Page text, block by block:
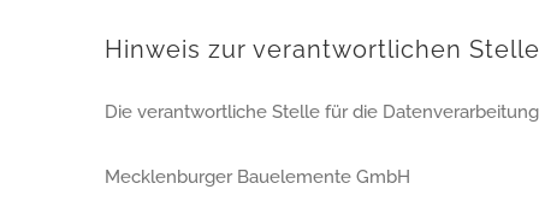
Hinweis zur verantwortlichen Stelle
Die verantwortliche Stelle für die
Mecklenburger Bauelemente GmbH